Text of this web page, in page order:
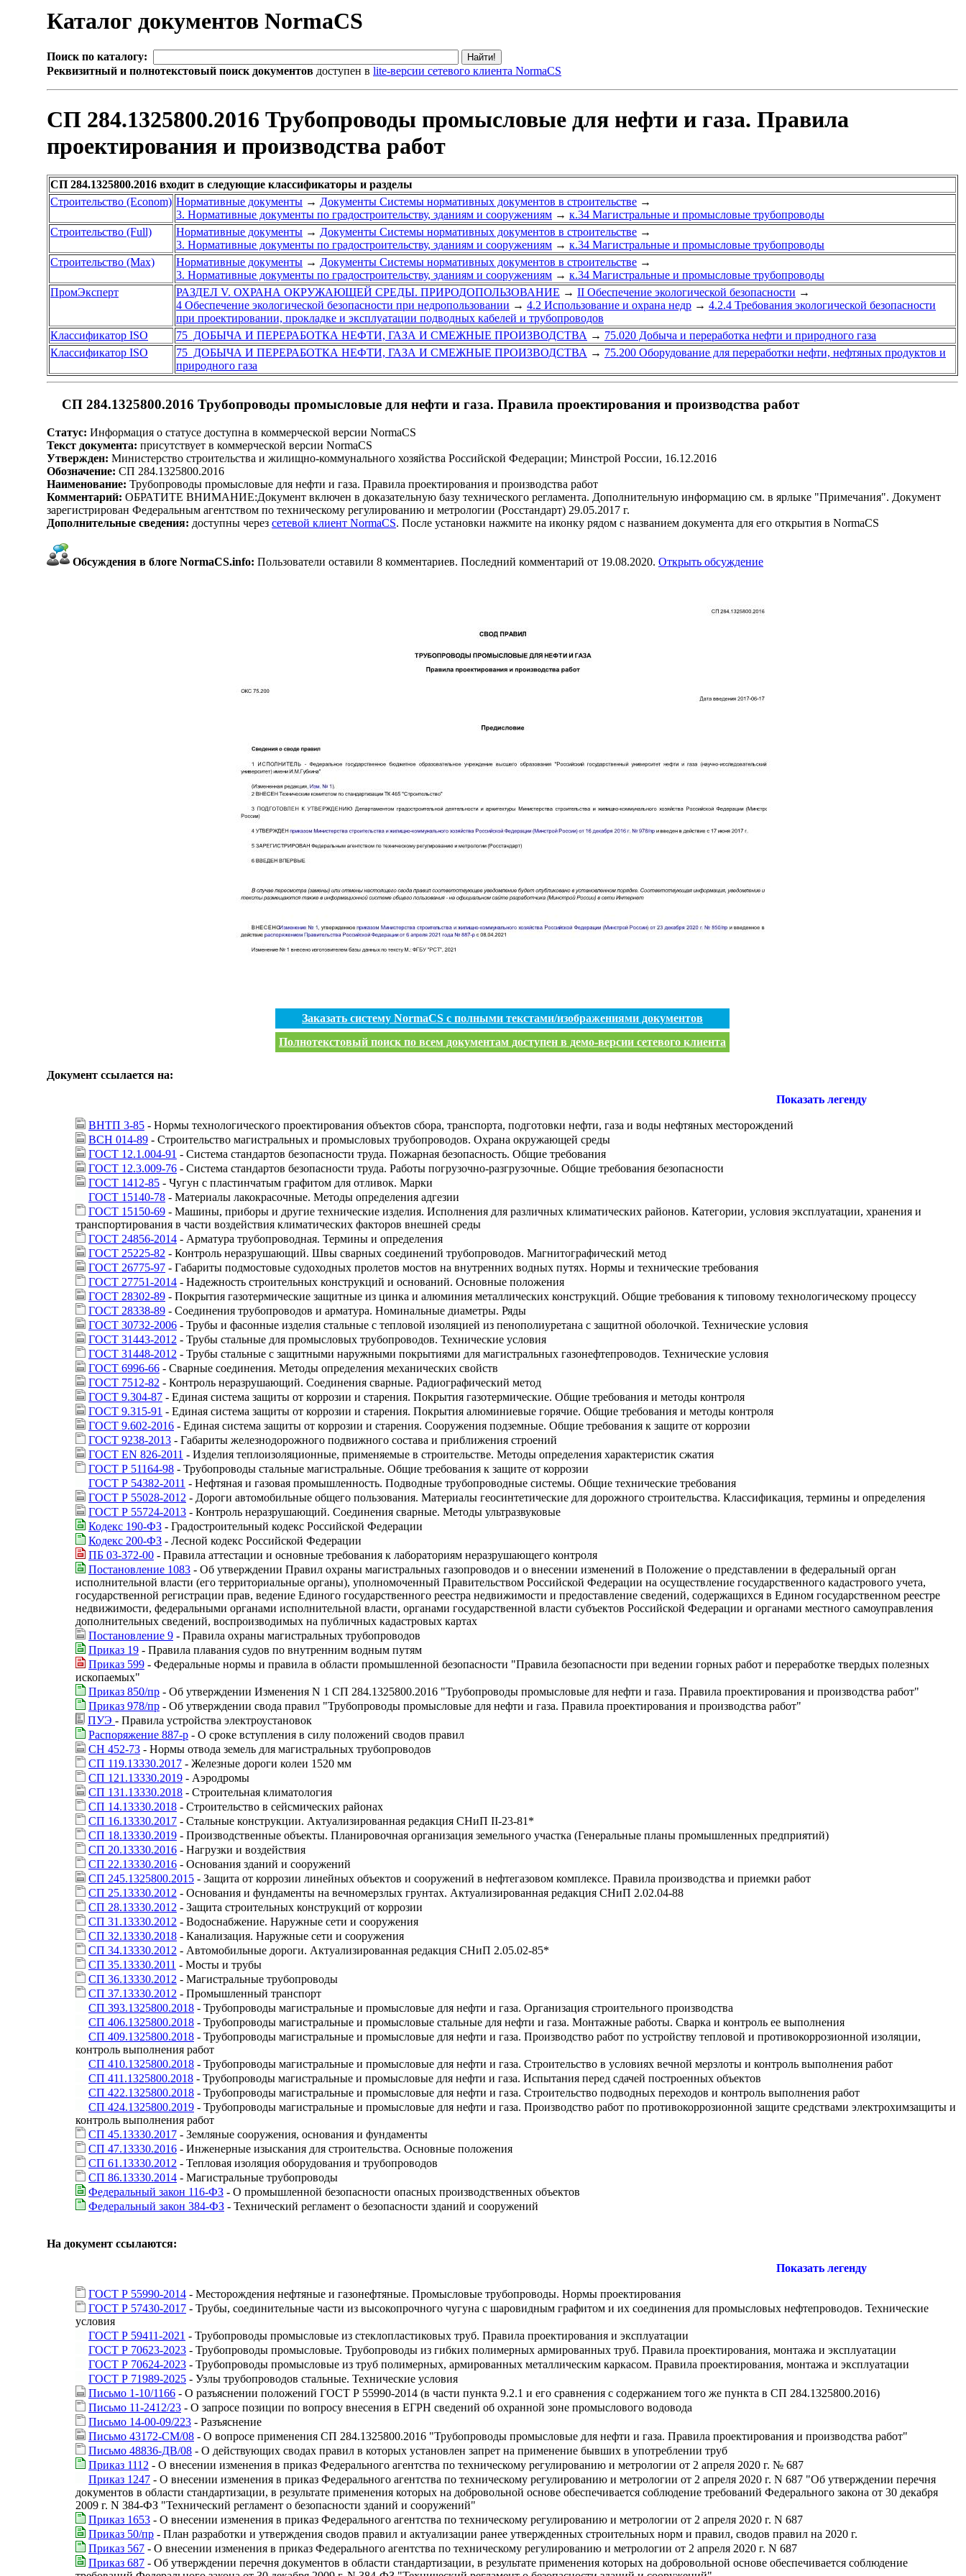
Каталог документов NormaCS
Поиск по каталогу:
Реквизитный и полнотекстовый поиск документов доступен в lite-версии сетевого клиента NormaCS
СП 284.1325800.2016 Трубопроводы промысловые для нефти и газа. Правила
проектирования и производства работ
СП 284.1325800.2016 входит в следующие классификаторы и разделы
Строительство (Econom) Нормативные документы → Документы Системы нормативных документов в строительстве →
3. Нормативные документы по градостроительству, зданиям и сооружениям → к.34 Магистральные и промысловые трубопроводы
Строительство (Full)
Нормативные документы → Документы Системы нормативных документов в строительстве →
3. Нормативные документы по градостроительству, зданиям и сооружениям → к.34 Магистральные и промысловые трубопроводы
Строительство (Max)
Нормативные документы → Документы Системы нормативных документов в строительстве →
3. Нормативные документы по градостроительству, зданиям и сооружениям → к.34 Магистральные и промысловые трубопроводы
ПромЭксперт
РАЗДЕЛ V. ОХРАНА ОКРУЖАЮЩЕЙ СРЕДЫ. ПРИРОДОПОЛЬЗОВАНИЕ → II Обеспечение экологической безопасности →
4 Обеспечение экологической безопасности при недропользовании → 4.2 Использование и охрана недр → 4.2.4 Требования экологической безопасности
при проектировании, прокладке и эксплуатации подводных кабелей и трубопроводов
Классификатор ISO
75 ДОБЫЧА И ПЕРЕРАБОТКА НЕФТИ, ГАЗА И СМЕЖНЫЕ ПРОИЗВОДСТВА → 75.020 Добыча и переработка нефти и природного газа
Классификатор ISO
75 ДОБЫЧА И ПЕРЕРАБОТКА НЕФТИ, ГАЗА И СМЕЖНЫЕ ПРОИЗВОДСТВА → 75.200 Оборудование для переработки нефти, нефтяных продуктов и
природного газа
СП 284.1325800.2016 Трубопроводы промысловые для нефти и газа. Правила проектирования и производства работ
Статус: Информация о статусе доступна в коммерческой версии NormaCS
Текст документа: присутствует в коммерческой версии NormaCS
Утвержден: Министерство строительства и жилищно-коммунального хозяйства Российской Федерации; Минстрой России, 16.12.2016
Обозначение: СП 284.1325800.2016
Наименование: Трубопроводы промысловые для нефти и газа. Правила проектирования и производства работ
Комментарий: ОБРАТИТЕ ВНИМАНИЕ:Документ включен в доказательную базу технического регламента. Дополнительную информацию см. в ярлыке "Примечания". Документ
зарегистрирован Федеральным агентством по техническому регулированию и метрологии (Росстандарт) 29.05.2017 г.
Дополнительные сведения: доступны через сетевой клиент NormaCS. После установки нажмите на иконку рядом с названием документа для его открытия в NormaCS
Обсуждения в блоге NormaCS.info: Пользователи оставили 8 комментариев. Последний комментарий от 19.08.2020. Открыть обсуждение
Заказать систему NormaCS с полными текстами/изображениями документов
Полнотекстовый поиск по всем документам доступен в демо-версии сетевого клиента
Документ ссылается на:
Показать легенду
ВНТП 3-85 - Нормы технологического проектирования объектов сбора, транспорта, подготовки нефти, газа и воды нефтяных месторождений
ВСН 014-89 - Строительство магистральных и промысловых трубопроводов. Охрана окружающей среды
ГОСТ 12.1.004-91 - Система стандартов безопасности труда. Пожарная безопасность. Общие требования
ГОСТ 12.3.009-76 - Система стандартов безопасности труда. Работы погрузочно-разгрузочные. Общие требования безопасности
ГОСТ 1412-85 - Чугун с пластинчатым графитом для отливок. Марки
ГОСТ 15140-78 - Материалы лакокрасочные. Методы определения адгезии
ГОСТ 15150-69 - Машины, приборы и другие технические изделия. Исполнения для различных климатических районов. Категории, условия эксплуатации, хранения и
транспортирования в части воздействия климатических факторов внешней среды
ГОСТ 24856-2014 - Арматура трубопроводная. Термины и определения
ГОСТ 25225-82 - Контроль неразрушающий. Швы сварных соединений трубопроводов. Магнитографический метод
ГОСТ 26775-97 - Габариты подмостовые судоходных пролетов мостов на внутренних водных путях. Нормы и технические требования
ГОСТ 27751-2014 - Надежность строительных конструкций и оснований. Основные положения
ГОСТ 28302-89 - Покрытия газотермические защитные из цинка и алюминия металлических конструкций. Общие требования к типовому технологическому процессу
ГОСТ 28338-89 - Соединения трубопроводов и арматура. Номинальные диаметры. Ряды
ГОСТ 30732-2006 - Трубы и фасонные изделия стальные с тепловой изоляцией из пенополиуретана с защитной оболочкой. Технические условия
ГОСТ 31443-2012 - Трубы стальные для промысловых трубопроводов. Технические условия
ГОСТ 31448-2012 - Трубы стальные с защитными наружными покрытиями для магистральных газонефтепроводов. Технические условия
ГОСТ 6996-66 - Сварные соединения. Методы определения механических свойств
ГОСТ 7512-82 - Контроль неразрушающий. Соединения сварные. Радиографический метод
ГОСТ 9.304-87 - Единая система защиты от коррозии и старения. Покрытия газотермические. Общие требования и методы контроля
ГОСТ 9.315-91 - Единая система защиты от коррозии и старения. Покрытия алюминиевые горячие. Общие требования и методы контроля
ГОСТ 9.602-2016 - Единая система защиты от коррозии и старения. Сооружения подземные. Общие требования к защите от коррозии
ГОСТ 9238-2013 - Габариты железнодорожного подвижного состава и приближения строений
ГОСТ EN 826-2011 - Изделия теплоизоляционные, применяемые в строительстве. Методы определения характеристик сжатия
ГОСТ Р 51164-98 - Трубопроводы стальные магистральные. Общие требования к защите от коррозии
ГОСТ Р 54382-2011 - Нефтяная и газовая промышленность. Подводные трубопроводные системы. Общие технические требования
ГОСТ Р 55028-2012 - Дороги автомобильные общего пользования. Материалы геосинтетические для дорожного строительства. Классификация, термины и определения
ГОСТ Р 55724-2013 - Контроль неразрушающий. Соединения сварные. Методы ультразвуковые
Кодекс 190-ФЗ - Градостроительный кодекс Российской Федерации
Кодекс 200-ФЗ - Лесной кодекс Российской Федерации
ПБ 03-372-00 - Правила аттестации и основные требования к лабораториям неразрушающего контроля
Постановление 1083 - Об утверждении Правил охраны магистральных газопроводов и о внесении изменений в Положение о представлении в федеральный орган
исполнительной власти (его территориальные органы), уполномоченный Правительством Российской Федерации на осуществление государственного кадастрового учета,
государственной регистрации прав, ведение Единого государственного реестра недвижимости и предоставление сведений, содержащихся в Едином государственном реестре
недвижимости, федеральными органами исполнительной власти, органами государственной власти субъектов Российской Федерации и органами местного самоуправления
дополнительных сведений, воспроизводимых на публичных кадастровых картах
Постановление 9 - Правила охраны магистральных трубопроводов
Приказ 19 - Правила плавания судов по внутренним водным путям
Приказ 599 - Федеральные нормы и правила в области промышленной безопасности "Правила безопасности при ведении горных работ и переработке твердых полезных
ископаемых"
Приказ 850/пр - Об утверждении Изменения N 1 СП 284.1325800.2016 "Трубопроводы промысловые для нефти и газа. Правила проектирования и производства работ"
Приказ 978/пр - Об утверждении свода правил "Трубопроводы промысловые для нефти и газа. Правила проектирования и производства работ"
ПУЭ - Правила устройства электроустановок
Распоряжение 887-р - О сроке вступления в силу положений сводов правил
СН 452-73 - Нормы отвода земель для магистральных трубопроводов
СП 119.13330.2017 - Железные дороги колеи 1520 мм
СП 121.13330.2019 - Аэродромы
СП 131.13330.2018 - Строительная климатология
СП 14.13330.2018 - Строительство в сейсмических районах
СП 16.13330.2017 - Стальные конструкции. Актуализированная редакция СНиП II-23-81*
СП 18.13330.2019 - Производственные объекты. Планировочная организация земельного участка (Генеральные планы промышленных предприятий)
СП 20.13330.2016 - Нагрузки и воздействия
СП 22.13330.2016 - Основания зданий и сооружений
СП 245.1325800.2015 - Защита от коррозии линейных объектов и сооружений в нефтегазовом комплексе. Правила производства и приемки работ
СП 25.13330.2012 - Основания и фундаменты на вечномерзлых грунтах. Актуализированная редакция СНиП 2.02.04-88
СП 28.13330.2012 - Защита строительных конструкций от коррозии
СП 31.13330.2012 - Водоснабжение. Наружные сети и сооружения
СП 32.13330.2018 - Канализация. Наружные сети и сооружения
СП 34.13330.2012 - Автомобильные дороги. Актуализированная редакция СНиП 2.05.02-85*
СП 35.13330.2011 - Мосты и трубы
СП 36.13330.2012 - Магистральные трубопроводы
СП 37.13330.2012 - Промышленный транспорт
СП 393.1325800.2018 - Трубопроводы магистральные и промысловые для нефти и газа. Организация строительного производства
СП 406.1325800.2018 - Трубопроводы магистральные и промысловые стальные для нефти и газа. Монтажные работы. Сварка и контроль ее выполнения
СП 409.1325800.2018 - Трубопроводы магистральные и промысловые для нефти и газа. Производство работ по устройству тепловой и противокоррозионной изоляции,
контроль выполнения работ
СП 410.1325800.2018 - Трубопроводы магистральные и промысловые для нефти и газа. Строительство в условиях вечной мерзлоты и контроль выполнения работ
СП 411.1325800.2018 - Трубопроводы магистральные и промысловые для нефти и газа. Испытания перед сдачей построенных объектов
СП 422.1325800.2018 - Трубопроводы магистральные и промысловые для нефти и газа. Строительство подводных переходов и контроль выполнения работ
СП 424.1325800.2019 - Трубопроводы магистральные и промысловые для нефти и газа. Производство работ по противокоррозионной защите средствами электрохимзащиты и
контроль выполнения работ
СП 45.13330.2017 - Земляные сооружения, основания и фундаменты
СП 47.13330.2016 - Инженерные изыскания для строительства. Основные положения
СП 61.13330.2012 - Тепловая изоляция оборудования и трубопроводов
СП 86.13330.2014 - Магистральные трубопроводы
Федеральный закон 116-ФЗ - О промышленной безопасности опасных производственных объектов
Федеральный закон 384-ФЗ - Технический регламент о безопасности зданий и сооружений
На документ ссылаются:
Показать легенду
ГОСТ Р 55990-2014 - Месторождения нефтяные и газонефтяные. Промысловые трубопроводы. Нормы проектирования
ГОСТ Р 57430-2017 - Трубы, соединительные части из высокопрочного чугуна с шаровидным графитом и их соединения для промысловых нефтепроводов. Технические
условия
ГОСТ Р 59411-2021 - Трубопроводы промысловые из стеклопластиковых труб. Правила проектирования и эксплуатации
ГОСТ Р 70623-2023 - Трубопроводы промысловые. Трубопроводы из гибких полимерных армированных труб. Правила проектирования, монтажа и эксплуатации
ГОСТ Р 70624-2023 - Трубопроводы промысловые из труб полимерных, армированных металлическим каркасом. Правила проектирования, монтажа и эксплуатации
ГОСТ Р 71989-2025 - Узлы трубопроводов стальные. Технические условия
Письмо 1-10/1166 - О разъяснении положений ГОСТ Р 55990-2014 (в части пункта 9.2.1 и его сравнения с содержанием того же пункта в СП 284.1325800.2016)
Письмо 11-2412/23 - О запросе позиции по вопросу внесения в ЕГРН сведений об охранной зоне промыслового водовода
Письмо 14-00-09/223 - Разъяснение
Письмо 43172-СМ/08 - О вопросе применения СП 284.1325800.2016 "Трубопроводы промысловые для нефти и газа. Правила проектирования и производства работ"
Письмо 48836-ДВ/08 - О действующих сводах правил в которых установлен запрет на применение бывших в употреблении труб
Приказ 1112 - О внесении изменения в приказ Федерального агентства по техническому регулированию и метрологии от 2 апреля 2020 г. № 687
Приказ 1247 - О внесении изменения в приказ Федерального агентства по техническому регулированию и метрологии от 2 апреля 2020 г. N 687 "Об утверждении перечня
документов в области стандартизации, в результате применения которых на добровольной основе обеспечивается соблюдение требований Федерального закона от 30 декабря
2009 г. N 384-ФЗ "Технический регламент о безопасности зданий и сооружений"
Приказ 1653 - О внесении изменения в приказ Федерального агентства по техническому регулированию и метрологии от 2 апреля 2020 г. N 687
Приказ 50/пр - План разработки и утверждения сводов правил и актуализации ранее утвержденных строительных норм и правил, сводов правил на 2020 г.
Приказ 567 - О внесении изменения в приказ Федерального агентства по техническому регулированию и метрологии от 2 апреля 2020 г. N 687
Приказ 687 - Об утверждении перечня документов в области стандартизации, в результате применения которых на добровольной основе обеспечивается соблюдение